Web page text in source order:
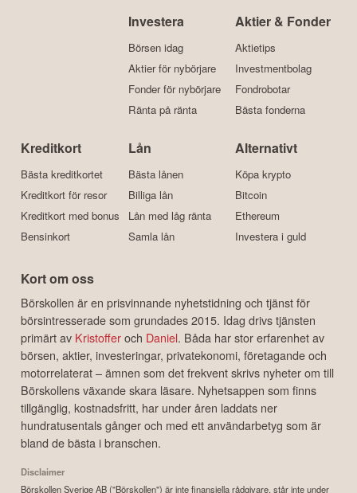
Investera
Börsen idag
Aktier för nybörjare
Fonder för nybörjare
Ränta på ränta
Aktier & Fonder
Aktietips
Investmentbolag
Fondrobotar
Bästa fonderna
Kreditkort
Bästa kreditkortet
Kreditkort för resor
Kreditkort med bonus
Bensinkort
Lån
Bästa lånen
Billiga lån
Lån med låg ränta
Samla lån
Alternativt
Köpa krypto
Bitcoin
Ethereum
Investera i guld
Kort om oss
Börskollen är en prisvinnande nyhetstidning och tjänst för
börsintresserade som grundades 2015. Idag drivs tjänsten
primärt av Kristofferoch Daniel. Båda har stor erfarenhet av
börsen, aktier, investeringar, privatekonomi, företagande och
motorrelaterat – ämnen som det frekvent skrivs nyheter om till
Börskollens växande skara läsare. Nyhetsappen som finns
tillgänglig, kostnadsfritt, har under åren laddats ner
hundratusentals gånger och med ett användarbetyg som är
bland de bästa i branschen.
Disclaimer
Börskollen Sverige AB ("Börskollen") är inte finansiella rådgivare, står inte under